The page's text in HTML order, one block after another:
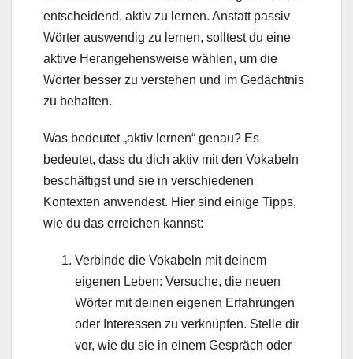
entscheidend, aktiv zu lernen. Anstatt passiv
Wörter auswendig zu lernen, solltest du eine
aktive Herangehensweise wählen, um die
Wörter besser zu verstehen und im Gedächtnis
zu behalten.
Was bedeutet „aktiv lernen“ genau? Es
bedeutet, dass du dich aktiv mit den Vokabeln
beschäftigst und sie in verschiedenen
Kontexten anwendest. Hier sind einige Tipps,
wie du das erreichen kannst:
Verbinde die Vokabeln mit deinem
eigenen Leben: Versuche, die neuen
Wörter mit deinen eigenen Erfahrungen
oder Interessen zu verknüpfen. Stelle dir
vor, wie du sie in einem Gespräch oder